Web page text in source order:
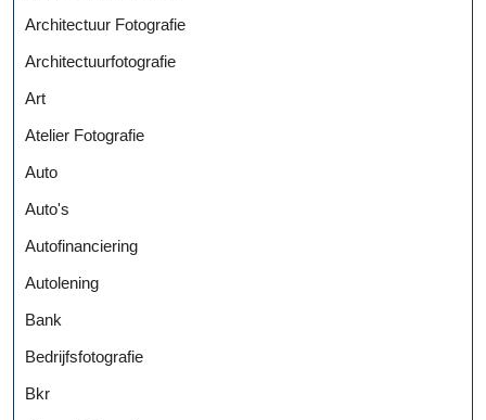
Architectuur Fotografie
Architectuurfotografie
Art
Atelier Fotografie
Auto
Auto's
Autofinanciering
Autolening
Bank
Bedrijfsfotografie
Bkr